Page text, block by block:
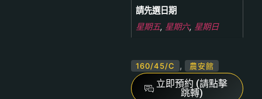
請先選日期
星期五, 星期六, 星期日
160/45/C , 農安館
立即預約 (請點擊
跳轉)